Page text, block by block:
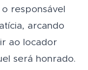
responsável
arcando
ao locador
será honrado.